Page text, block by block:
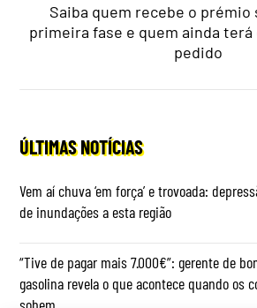
Saiba quem recebe o prémio
primeira fase e quem ainda
pedido
ÚLTIMAS NOTÍCIAS
Vem aí chuva ‘em força’ e trovoada:
de inundações a esta região
“Tive de pagar mais 7.000€”: gerente de
gasolina revela o que acontece quando os